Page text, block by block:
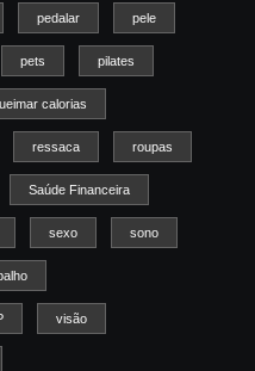
pedalar pele
pets pilates
calorias
ressaca roupas
Saúde Financeira
sexo sono
visão